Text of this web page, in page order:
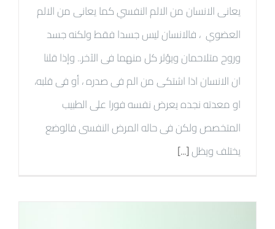
يعانى الانسان من الالم النفسي كما يعانى من الالم
العضوي ، فالانسان ليس جسدا فقط ولكنه جسد
وروح متلاحمان ويؤثر كل منهما فى الآخر.. وإذا قلنا
ان الانسان اذا اشتكى من الم فى صدره ، أو فى قلبه،
او معدته نجده يعرض نفسه فورا على الطبيب
المتخصص ولكن فى حاله المرض النفسى فالوضع
يختلف ويظل[...]